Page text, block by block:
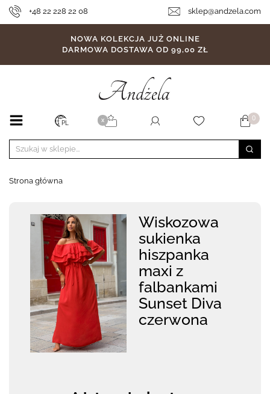
+48 22 228 22 08 sklep@andzela.com
NOWA KOLEKCJA JUŻ ONLINE
DARMOWA DOSTAWA OD 99,00 ZŁ
PL X 0
Strona główna
Wiskozowa
sukienka
hiszpanka
maxi z
falbankami
Sunset Diva
czerwona